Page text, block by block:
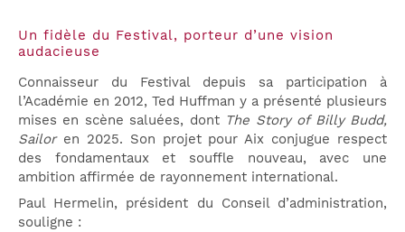
Un fidèle du Festival, porteur d’une vision
audacieuse
Connaisseur du Festival depuis sa participation à
l’Académie en 2012, Ted Huffman y a présenté plusieurs
mises en scène saluées, dont The Story of Billy Budd,
Sailoren 2025. Son projet pour Aix conjugue respect
des fondamentaux et souffle nouveau, avec une
ambition affirmée de rayonnement international.
Paul Hermelin, président du Conseil d’administration,
souligne :